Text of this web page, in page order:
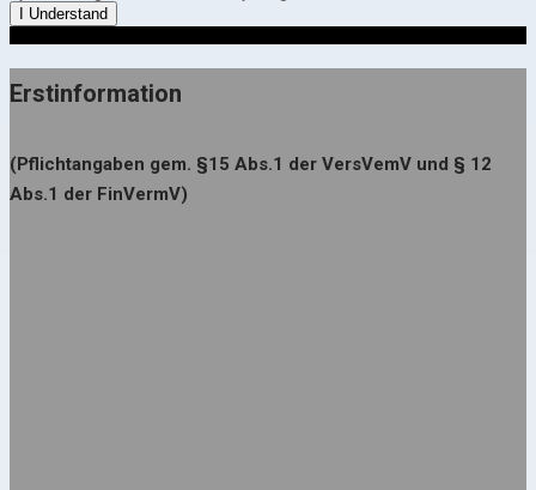
I Understand
Erstinformation
(Pflichtangaben gem. §15 Abs.1 der VersVemV und § 12
Abs.1 der FinVermV)